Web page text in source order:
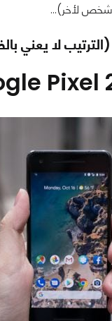
شخص لأخر)...
(الترتيب لا يعني